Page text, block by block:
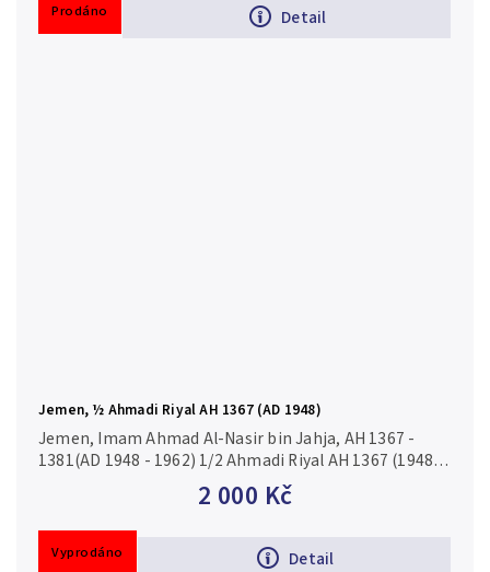
Detail
Prodáno
Jemen, ½ Ahmadi Riyal AH 1367 (AD 1948)
2 000 Kč
Detail
Jemen, Imam Ahmad Al-Nasir bin Jahja, AH 1367 -
1381(AD 1948 - 1962) 1/2 Ahmadi Riyal AH 1367 (1948),
KM.16.1, krásná zachovalost, ražební lesk, krásně
Vyprodáno